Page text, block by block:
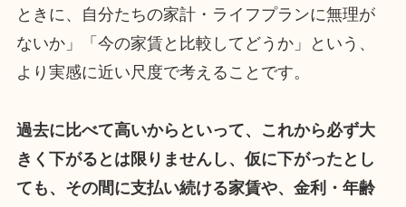
ときに、自分たちの家計・ライフプランに無理が
ないか」「今の家賃と比較してどうか」という、
より実感に近い尺度で考えることです。
過去に比べて高いからといって、これから必ず大
きく下がるとは限りませんし、仮に下がったとし
ても、その間に支払い続ける家賃や、金利・年齢